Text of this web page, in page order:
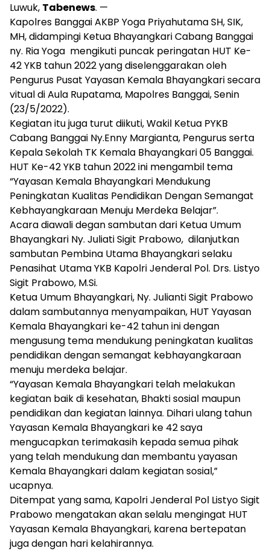
Luwuk, Tabenews. —
Kapolres Banggai AKBP Yoga Priyahutama SH, SIK,
MH, didampingi Ketua Bhayangkari Cabang Banggai
ny. Ria Yoga mengikuti puncak peringatan HUT Ke-
42 YKB tahun 2022 yang diselenggarakan oleh
Pengurus Pusat Yayasan Kemala Bhayangkari secara
vitual di Aula Rupatama, Mapolres Banggai, Senin
(23/5/2022).
Kegiatan itu juga turut diikuti, Wakil Ketua PYKB
Cabang Banggai Ny.Enny Margianta, Pengurus serta
Kepala Sekolah TK Kemala Bhayangkari 05 Banggai.
HUT Ke-42 YKB tahun 2022 ini mengambil tema
“Yayasan Kemala Bhayangkari Mendukung
Peningkatan Kualitas Pendidikan Dengan Semangat
Kebhayangkaraan Menuju Merdeka Belajar”.
Acara diawali degan sambutan dari Ketua Umum
Bhayangkari Ny. Juliati Sigit Prabowo, dilanjutkan
sambutan Pembina Utama Bhayangkari selaku
Penasihat Utama YKB Kapolri Jenderal Pol. Drs. Listyo
Sigit Prabowo, M.Si.
Ketua Umum Bhayangkari, Ny. Julianti Sigit Prabowo
dalam sambutannya menyampaikan, HUT Yayasan
Kemala Bhayangkari ke-42 tahun ini dengan
mengusung tema mendukung peningkatan kualitas
pendidikan dengan semangat kebhayangkaraan
menuju merdeka belajar.
“Yayasan Kemala Bhayangkari telah melakukan
kegiatan baik di kesehatan, Bhakti sosial maupun
pendidikan dan kegiatan lainnya. Dihari ulang tahun
Yayasan Kemala Bhayangkari ke 42 saya
mengucapkan terimakasih kepada semua pihak
yang telah mendukung dan membantu yayasan
Kemala Bhayangkari dalam kegiatan sosial,”
ucapnya.
Ditempat yang sama, Kapolri Jenderal Pol Listyo Sigit
Prabowo mengatakan akan selalu mengingat HUT
Yayasan Kemala Bhayangkari, karena bertepatan
juga dengan hari kelahirannya.